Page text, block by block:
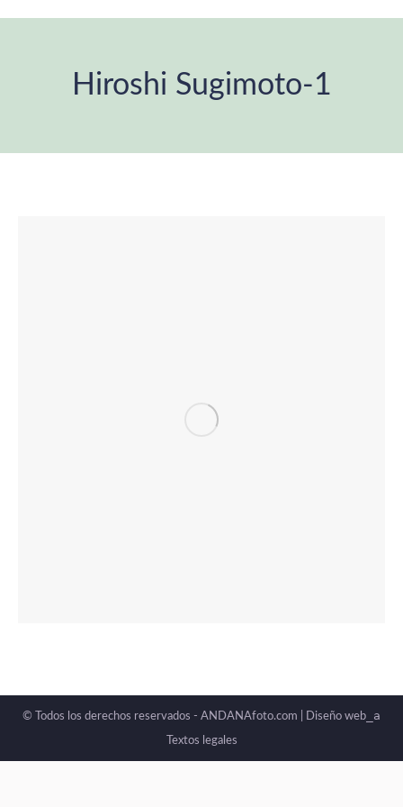
Hiroshi Sugimoto-1
© Todos los derechos reservados - ANDANAfoto.com | Diseño web _a
Textos legales